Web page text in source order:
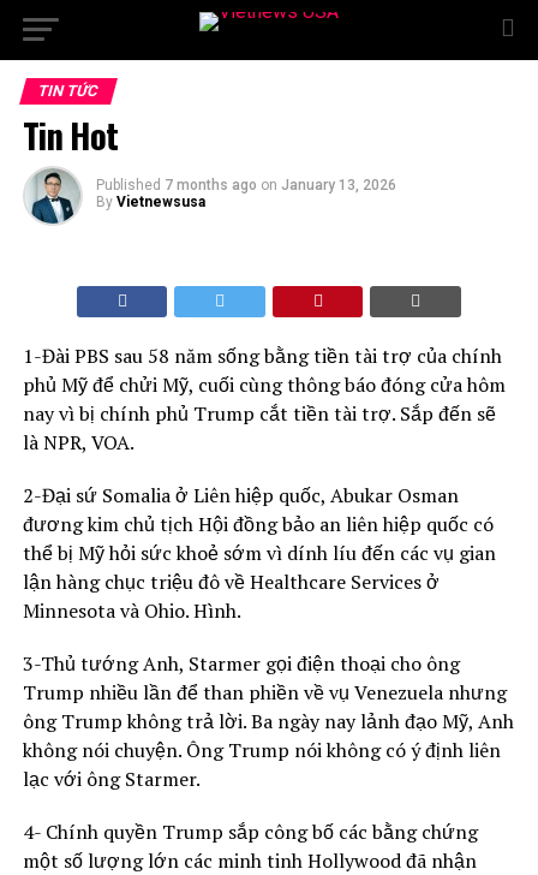
TIN TỨC
Tin Hot
Published 7 months ago on January 13, 2026
By Vietnewsusa
1-Đài PBS sau 58 năm sống bằng tiền tài trợ của chính
phủ Mỹ để chửi Mỹ, cuối cùng thông báo đóng cửa hôm
nay vì bị chính phủ Trump cắt tiền tài trợ. Sắp đến sẽ
là NPR, VOA.
2-Đại sứ Somalia ở Liên hiệp quốc, Abukar Osman
đương kim chủ tịch Hội đồng bảo an liên hiệp quốc có
thể bị Mỹ hỏi sức khoẻ sớm vì dính líu đến các vụ gian
lận hàng chục triệu đô về Healthcare Services ở
Minnesota và Ohio. Hình.
3-Thủ tướng Anh, Starmer gọi điện thoại cho ông
Trump nhiều lần để than phiền về vụ Venezuela nhưng
ông Trump không trả lời. Ba ngày nay lảnh đạo Mỹ, Anh
không nói chuyện. Ông Trump nói không có ý định liên
lạc với ông Starmer.
4- Chính quyền Trump sắp công bố các bằng chứng
một số lượng lớn các minh tinh Hollywood đã nhận